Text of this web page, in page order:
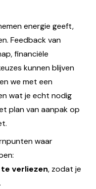
energie geeft,
Feedback van
financiële
kunnen blijven
we met een
wat je echt nodig
plan van aanpak op
waar
verliezen, zodat je